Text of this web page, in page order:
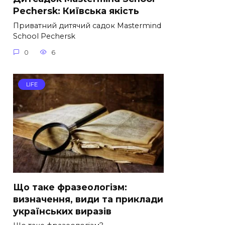
Pechersk: Київська якість
Приватний дитячий садок Mastermind
School Pechersk
0 6
LIFE
Що таке фразеологізм:
визначення, види та приклади
українських виразів